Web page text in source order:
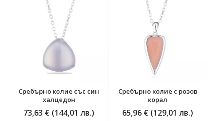
Сребърно колие със син
халцедон
73,63 € (144,01 лв.)
Сребърно колие с розов
корал
65,96 € (129,01 лв.)